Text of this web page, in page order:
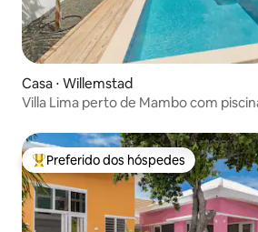
Casa ⋅ Willemstad
Villa Lima perto de Mambo com
Entre os melhores preferidos dos
Preferido dos hóspedes